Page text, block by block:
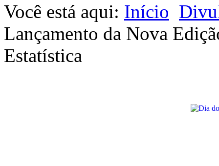
Você está aqui: Início
Lançamento da Nova
Estatística